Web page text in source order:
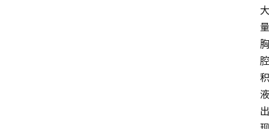
大
量
胸
腔
积
液
出